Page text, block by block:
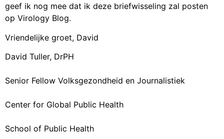
geef ik nog mee dat ik deze briefwisseling zal posten
op Virology Blog.
Vriendelijke groet, David
David Tuller, DrPH
Senior Fellow Volksgezondheid en Journalistiek
Center for Global Public Health
School of Public Health